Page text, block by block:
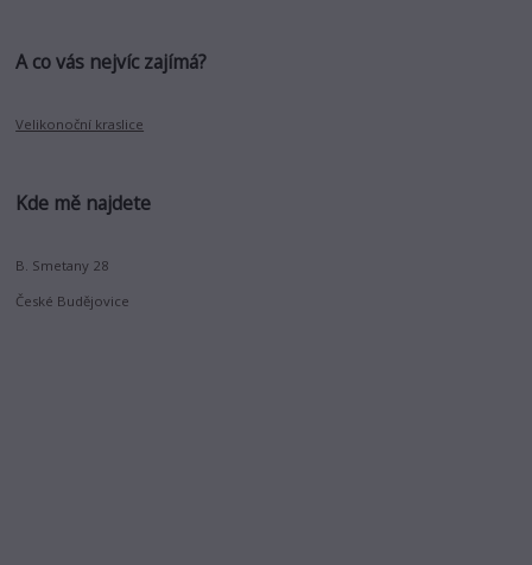
A co vás nejvíc zajímá?
Velikonoční kraslice
Kde mě najdete
B. Smetany 28
České Budějovice